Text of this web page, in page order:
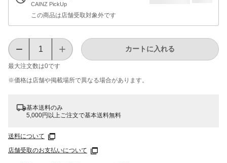
CAINZ PickUp
この商品は店舗受取対象外です
最大注文数は0です
カートに入れる
※価格は​店舗や​掲載場所で​異なる​場合が​あります。
基本送料のみ
5,000円以上ご注文で基本送料無料
送料について
店舗受取のお支払いについて